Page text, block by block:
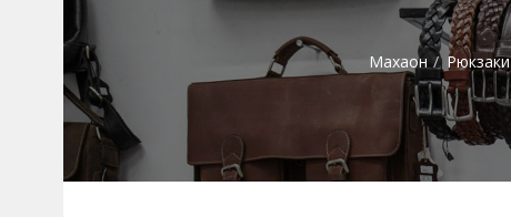
Махаон Рюкзаки